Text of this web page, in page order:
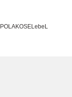
POLAKOSELebeL